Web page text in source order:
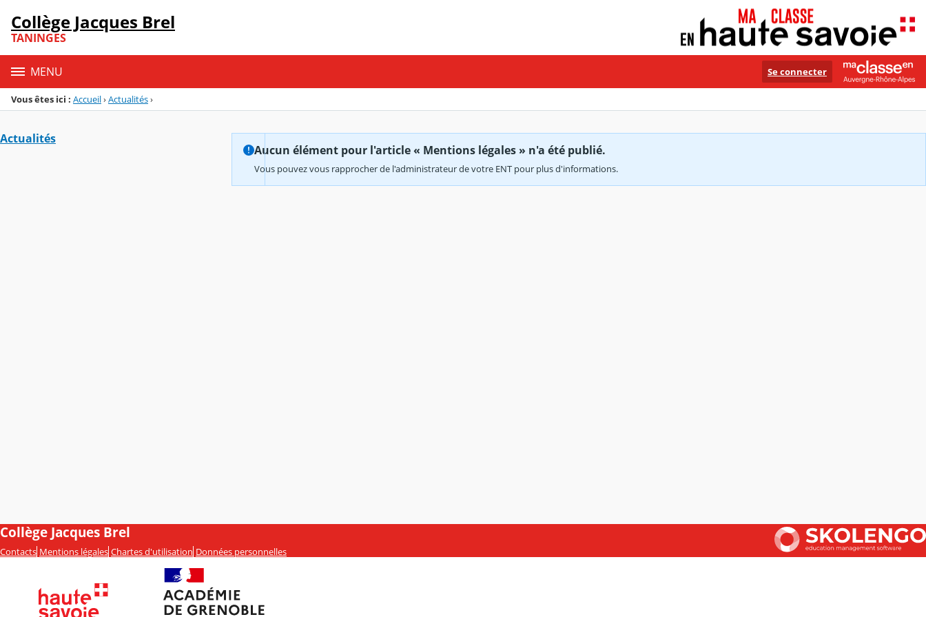
Menu de la rubrique
Contenu
Collège Jacques Brel
TANINGES
MENU Se connecter
Vous êtes ici : Accueil›Actualités›
Actualités
Aucun élément pour l'article « Mentions légales » n'a été publié.
Vous pouvez vous rapprocher de l'administrateur de votre ENT pour plus d'informations.
Collège Jacques Brel
Contacts Mentions légales Chartes d'utilisation Données personnelles